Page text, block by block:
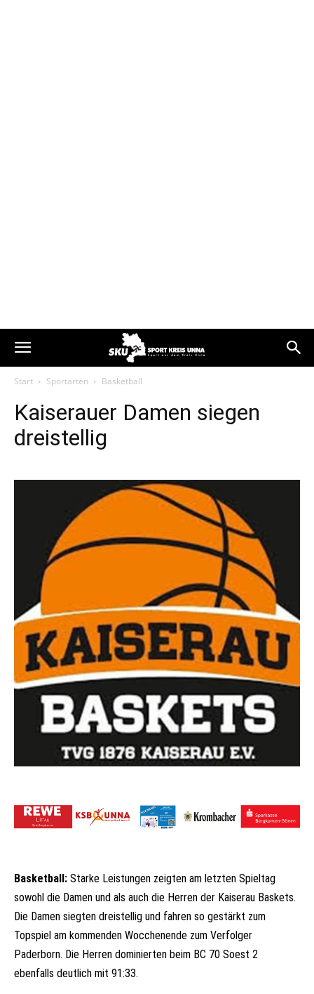
Start Sportarten Basketball
Kaiserauer Damen siegen
dreistellig
Basketball: Starke Leistungen zeigten am letzten Spieltag
sowohl die Damen und als auch die Herren der Kaiserau Baskets.
Die Damen siegten dreistellig und fahren so gestärkt zum
Topspiel am kommenden Wocchenende zum Verfolger
Paderborn. Die Herren dominierten beim BC 70 Soest 2
ebenfalls deutlich mit 91:33.